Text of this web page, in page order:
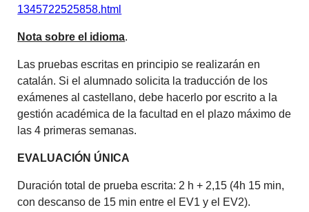
1345722525858.html
Nota sobre el idioma.
Las pruebas escritas en principio se realizarán en
catalán. Si el alumnado solicita la traducción de los
exámenes al castellano, debe hacerlo por escrito a la
gestión académica de la facultad en el plazo máximo de
las 4 primeras semanas.
EVALUACIÓN ÚNICA
Duración total de prueba escrita: 2 h + 2,15 (4h 15 min,
con descanso de 15 min entre el EV1 y el EV2).